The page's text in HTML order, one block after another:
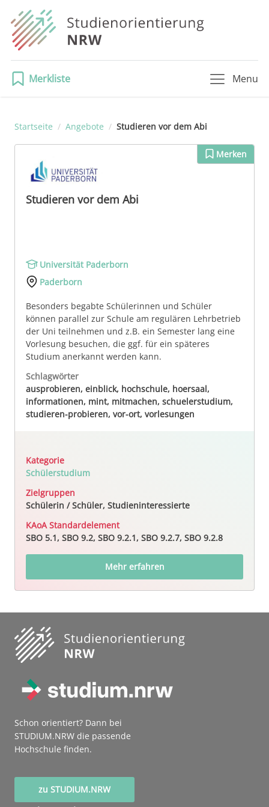
Merkliste Menu
Startseite / Angebote / Studieren vor dem Abi
Merken
Studieren vor dem Abi
Universität Paderborn
Paderborn
Besonders begabte Schülerinnen und Schüler
können parallel zur Schule am regulären Lehrbetrieb
der Uni teilnehmen und z.B. ein Semester lang eine
Vorlesung besuchen, die ggf. für ein späteres
Studium anerkannt werden kann.
Schlagwörter
ausprobieren, einblick, hochschule, hoersaal,
informationen, mint, mitmachen, schuelerstudium,
studieren-probieren, vor-ort, vorlesungen
Kategorie
Schülerstudium
Zielgruppen
Schülerin / Schüler, Studieninteressierte
KAoA Standardelement
SBO 5.1, SBO 9.2, SBO 9.2.1, SBO 9.2.7, SBO 9.2.8
Mehr erfahren
Schon orientiert? Dann bei
STUDIUM.NRW die passende
Hochschule finden.
zu STUDIUM.NRW